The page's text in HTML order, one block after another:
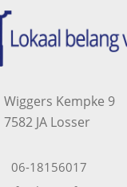
Wiggers Kempke 9
7582 JA Losser
06-18156017